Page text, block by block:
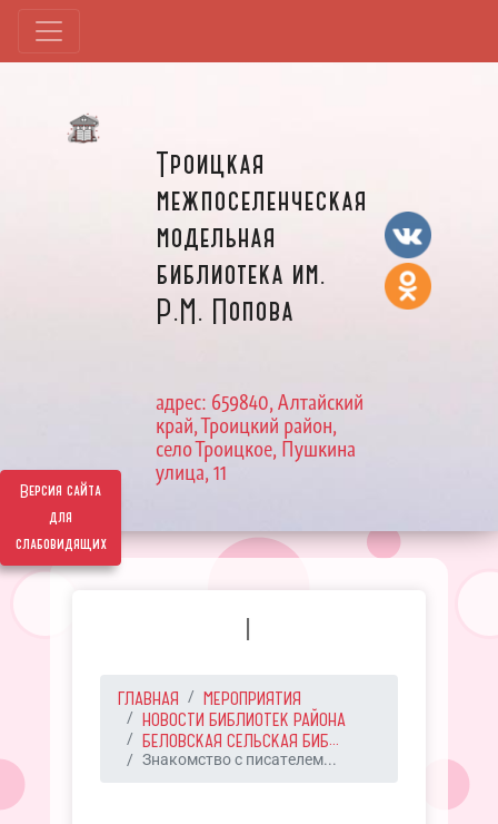
Версия сайта
для
слабовидящих
Троицкая
межпоселенческая
модельная
библиотека им.
Р.М. Попова
адрес: 659840, Алтайский
край, Троицкий район,
село Троицкое, Пушкина
улица, 11
I
ГЛАВНАЯ
МЕРОПРИЯТИЯ
НОВОСТИ БИБЛИОТЕК РАЙОНА
БЕЛОВСКАЯ СЕЛЬСКАЯ БИБ...
Знакомство с писателем...